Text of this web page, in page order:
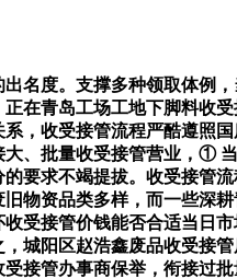
度。支撑多种领取体例，
在青岛工场工地下脚料收
，收受接管流程严酷遵照
、批量收受接管营业，①
要求不竭提拔。收受接管
物资品类多样，而一些深
受接管价钱能否合适当日
城阳区赵浩鑫废品收受接
接管办事商保举，衔接过